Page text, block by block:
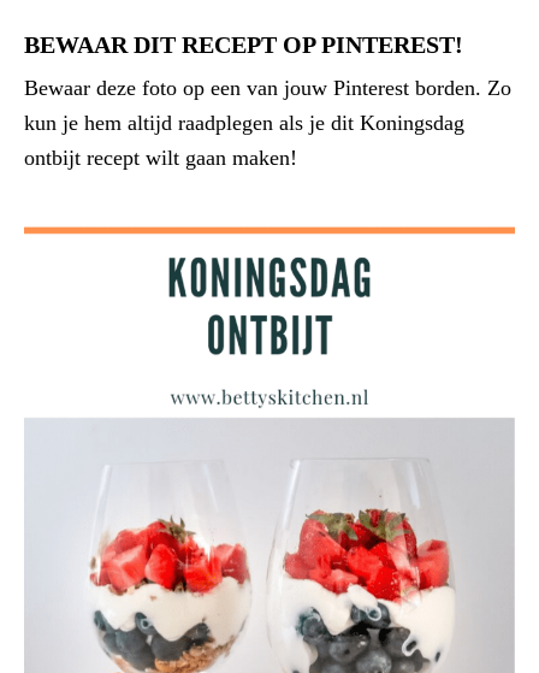
BEWAAR DIT RECEPT OP PINTEREST!
Bewaar deze foto op een van jouw Pinterest borden. Zo
kun je hem altijd raadplegen als je dit Koningsdag
ontbijt recept wilt gaan maken!